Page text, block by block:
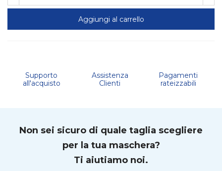
Aggiungi al carrello
Supporto
all'acquisto
Assistenza
Clienti
Pagamenti
rateizzabili
Non sei sicuro di quale taglia scegliere
per la tua maschera?
Ti aiutiamo noi.